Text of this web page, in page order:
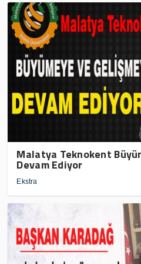
Malatya Teknokent
Devam Ediyor
Ekstra